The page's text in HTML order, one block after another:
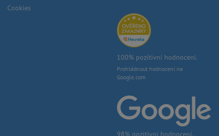
Cookies
100% pozitivní hodnocení.
Prohlédnout hodnocení na
Google.com
98% pozitivní hodnocení.